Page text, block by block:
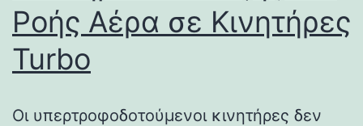
Ροής Αέρα σε Κινητήρες
Turbo
Οι υπερτροφοδοτούμενοι κινητήρες δεν